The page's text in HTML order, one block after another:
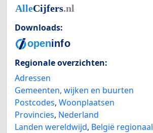
Downloads:
Regionale overzichten:
Adressen
Gemeenten, wijken en buurten
Postcodes, Woonplaatsen
Provincies, Nederland
Landen wereldwijd, België regionaal